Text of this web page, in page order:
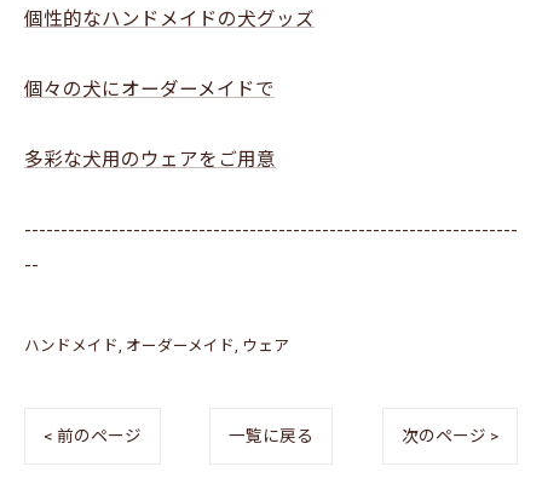
個性的なハンドメイドの犬グッズ
個々の犬にオーダーメイドで
多彩な犬用のウェアをご用意
--------------------------------------------------------------------
--
ハンドメイド オーダーメイド ウェア
< 前のページ 一覧に戻る 次のページ >